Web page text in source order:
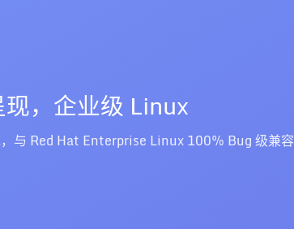
，企业级 Linux
与 Red Hat Enterprise Linux 100% Bug 级兼容